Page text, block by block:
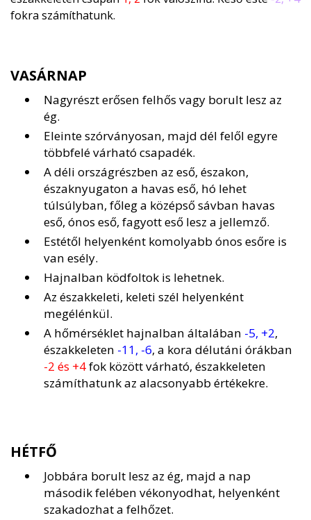
fokra számíthatunk.
VASÁRNAP
Nagyrészt erősen felhős vagy borult lesz az
ég.
Eleinte szórványosan, majd dél felől egyre
többfelé várható csapadék.
A déli országrészben az eső, északon,
északnyugaton a havas eső, hó lehet
túlsúlyban, főleg a középső sávban havas
eső, ónos eső, fagyott eső lesz a jellemző.
Estétől helyenként komolyabb ónos esőre is
van esély.
Hajnalban ködfoltok is lehetnek.
Az északkeleti, keleti szél helyenként
megélénkül.
A hőmérséklet hajnalban általában -5, +2,
északkeleten -11, -6, a kora délutáni órákban
-2 és +4fok között várható, északkeleten
számíthatunk az alacsonyabb értékekre.
HÉTFŐ
Jobbára borult lesz az ég, majd a nap
második felében vékonyodhat, helyenként
szakadozhat a felhőzet.